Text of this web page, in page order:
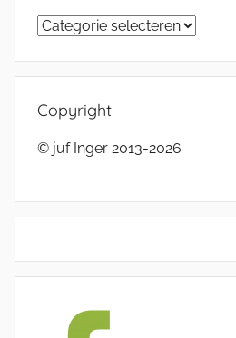
Categorieën
Copyright
© juf Inger 2013-2026